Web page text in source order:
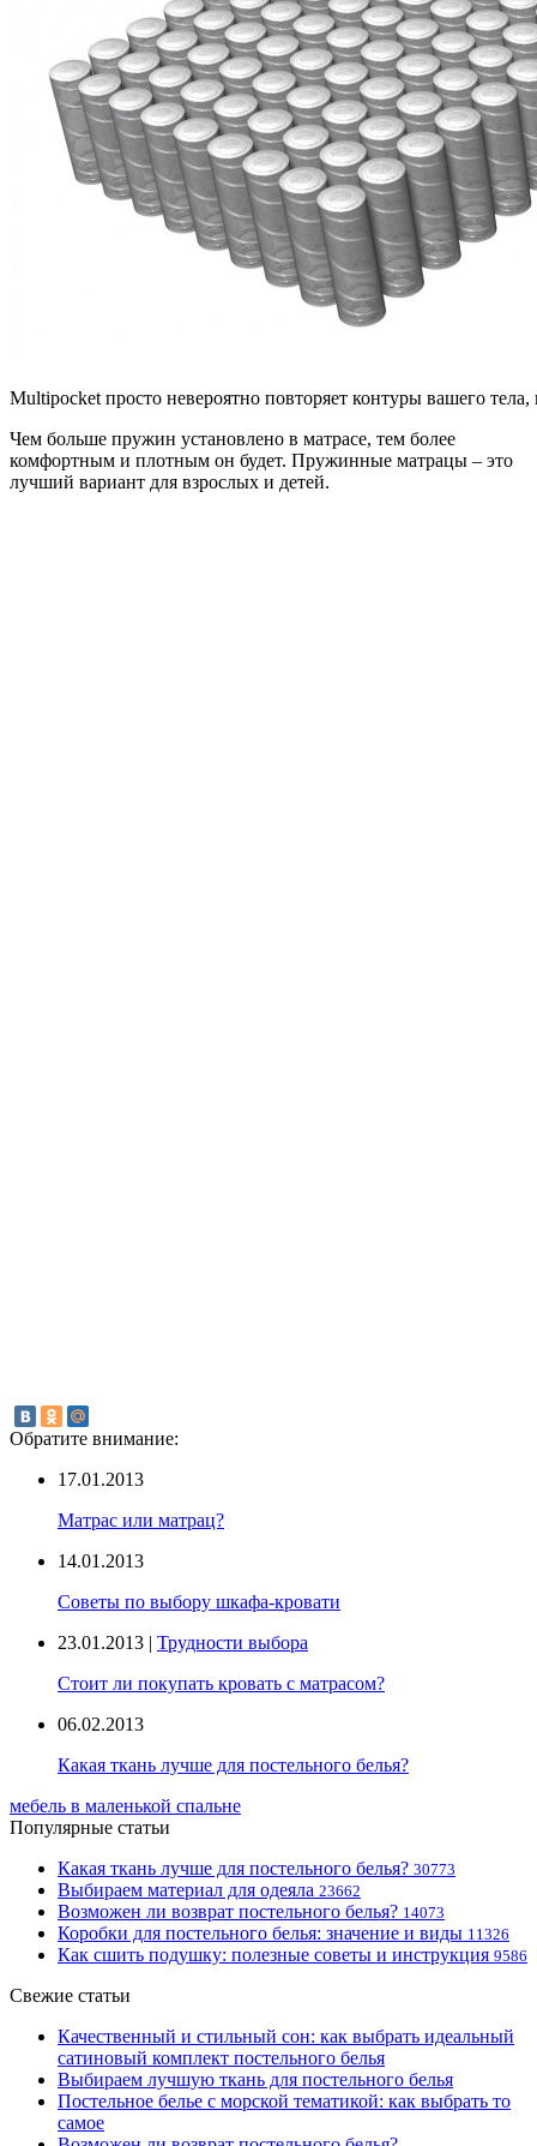
Multipocket просто невероятно повторяет контуры вашего
Чем больше пружин установлено в матрасе, тем более
комфортным и плотным он будет. Пружинные матрацы – это
лучший вариант для взрослых и детей.
Обратите внимание:
17.01.2013
Матрас или матрац?
14.01.2013
Советы по выбору шкафа-кровати
23.01.2013 | Трудности выбора
Стоит ли покупать кровать с матрасом?
06.02.2013
Какая ткань лучше для постельного белья?
мебель в маленькой спальне
Популярные статьи
Какая ткань лучше для постельного белья? 30773
Выбираем материал для одеяла 23662
Возможен ли возврат постельного белья? 14073
Коробки для постельного белья: значение и виды 11326
Как сшить подушку: полезные советы и инструкция 9586
Свежие статьи
Качественный и стильный сон: как выбрать идеальный
сатиновый комплект постельного белья
Выбираем лучшую ткань для постельного белья
Постельное белье с морской тематикой: как выбрать то
самое